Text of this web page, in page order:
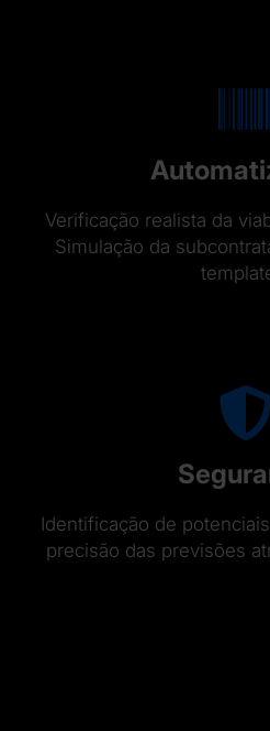
Verificação realista da
Simulação da
Identificação de
precisão das previsões